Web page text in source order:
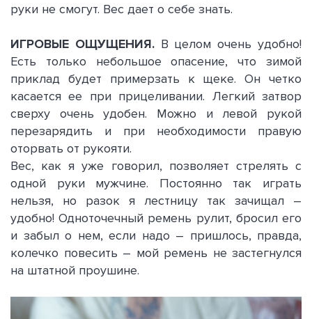
руки не смогут. Вес дает о себе знать.
ИГРОВЫЕ ОЩУЩЕНИЯ.В целом очень удобно!
Есть только небольшое опасение, что зимой
приклад будет примерзать к щеке. Он четко
касается ее при прицеливании. Легкий затвор
сверху очень удобен. Можно и левой рукой
перезарядить и при необходимости правую
оторвать от рукояти.
Вес, как я уже говорил, позволяет стрелять с
одной руки мужчине. Постоянно так играть
нельзя, но разок я лестницу так зачищал –
удобно! Одноточечный ремень рулит, бросил его
и забыл о нем, если надо – пришлось, правда,
колечко повесить – мой ремень не застегнулся
на штатной проушине.